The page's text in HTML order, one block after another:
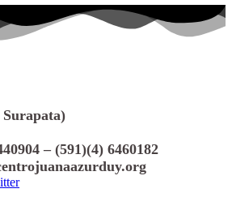
– (591)(4) 6460182